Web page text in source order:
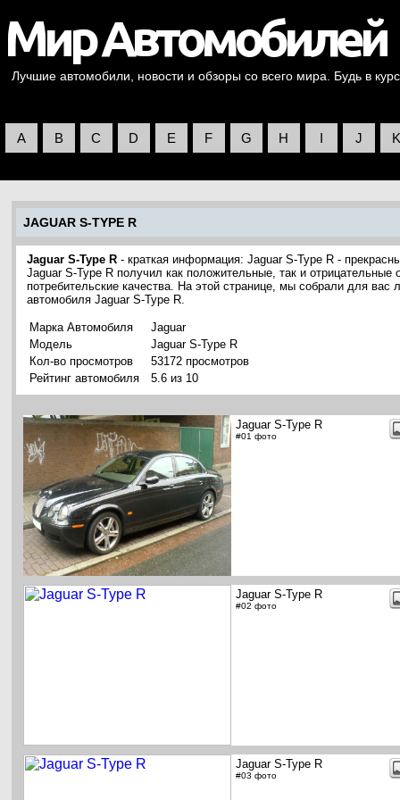
Лучшие автомобили, новости и обзоры со всего мира. Будь в
A B C D E F G H I J K
JAGUAR S-TYPE R
Jaguar S-Type R - краткая информация: Jaguar S-Type R -
Jaguar S-Type R получил как положительные, так и отрицательные
потребительские качества. На этой странице, мы собрали для
автомобиля Jaguar S-Type R.
Марка Автомобиля
Jaguar
Модель
Jaguar S-Type R
Кол-во просмотров
53172 просмотров
Рейтинг автомобиля
5.6 из 10
Jaguar S-Type R
#01 фото
Jaguar S-Type R
#02 фото
Jaguar S-Type R
#03 фото